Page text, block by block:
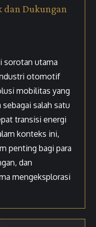
Dukungan
sorotan utama
otomotif
mobilitas yang
salah satu
transisi energi
konteks ini,
penting bagi para
dan
mengeksplorasi